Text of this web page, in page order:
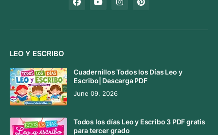
LEO Y ESCRIBO
Cuadernillos Todos los Días Leo y
Escribo| Descarga PDF
June 09, 2026
Todos los días Leo y Escribo 3 PDF gratis
para tercer grado